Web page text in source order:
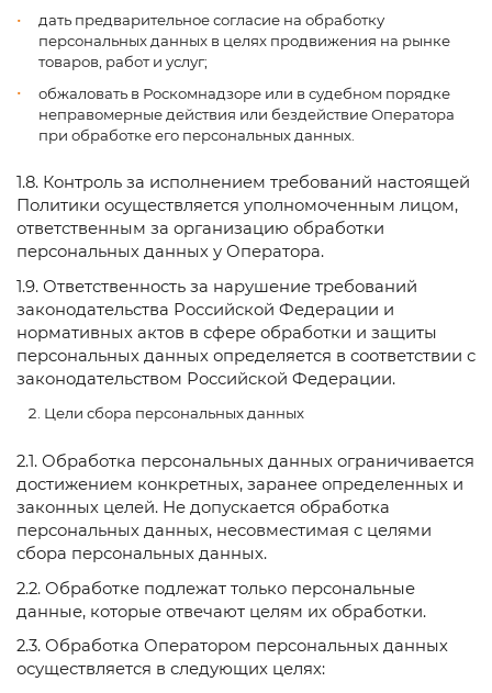
дать предварительное согласие на обработку
персональных данных в целях продвижения на рынке
товаров, работ и услуг;
обжаловать в Роскомнадзоре или в судебном порядке
неправомерные действия или бездействие Оператора
при обработке его персональных данных.
1.8. Контроль за исполнением требований настоящей
Политики осуществляется уполномоченным лицом,
ответственным за организацию обработки
персональных данных у Оператора.
1.9. Ответственность за нарушение требований
законодательства Российской Федерации и
нормативных актов в сфере обработки и защиты
персональных данных определяется в соответствии с
законодательством Российской Федерации.
Цели сбора персональных данных
2.1. Обработка персональных данных ограничивается
достижением конкретных, заранее определенных и
законных целей. Не допускается обработка
персональных данных, несовместимая с целями
сбора персональных данных.
2.2. Обработке подлежат только персональные
данные, которые отвечают целям их обработки.
2.3. Обработка Оператором персональных данных
осуществляется в следующих целях: